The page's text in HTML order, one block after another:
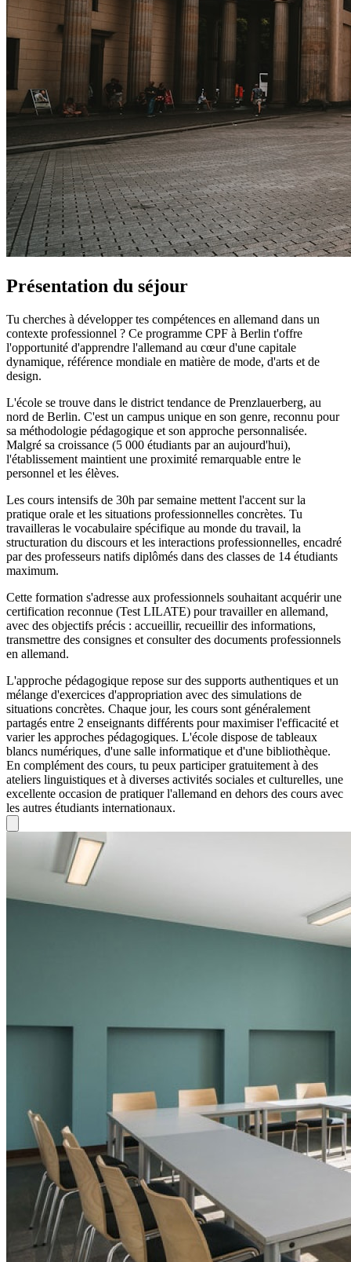
Présentation du séjour
Tu cherches à développer tes compétences en allemand dans un
contexte professionnel ? Ce programme CPF à Berlin t'offre
l'opportunité d'apprendre l'allemand au cœur d'une capitale
dynamique, référence mondiale en matière de mode, d'arts et de
design.
L'école se trouve dans le district tendance de Prenzlauerberg, au
nord de Berlin. C'est un campus unique en son genre, reconnu pour
sa méthodologie pédagogique et son approche personnalisée.
Malgré sa croissance (5 000 étudiants par an aujourd'hui),
l'établissement maintient une proximité remarquable entre le
personnel et les élèves.
Les cours intensifs de 30h par semaine mettent l'accent sur la
pratique orale et les situations professionnelles concrètes. Tu
travailleras le vocabulaire spécifique au monde du travail, la
structuration du discours et les interactions professionnelles, encadré
par des professeurs natifs diplômés dans des classes de 14 étudiants
maximum.
Cette formation s'adresse aux professionnels souhaitant acquérir une
certification reconnue (Test LILATE) pour travailler en allemand,
avec des objectifs précis : accueillir, recueillir des informations,
transmettre des consignes et consulter des documents professionnels
en allemand.
L'approche pédagogique repose sur des supports authentiques et un
mélange d'exercices d'appropriation avec des simulations de
situations concrètes. Chaque jour, les cours sont généralement
partagés entre 2 enseignants différents pour maximiser l'efficacité et
varier les approches pédagogiques. L'école dispose de tableaux
blancs numériques, d'une salle informatique et d'une bibliothèque.
En complément des cours, tu peux participer gratuitement à des
ateliers linguistiques et à diverses activités sociales et culturelles, une
excellente occasion de pratiquer l'allemand en dehors des cours avec
les autres étudiants internationaux.